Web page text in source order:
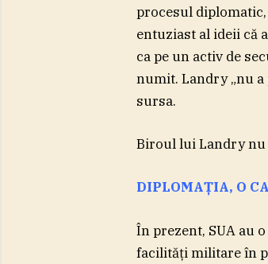
procesul
entuziast al ideii că
ca pe un activ de
numit. Landry „nu
sursa.
Biroul lui Landry nu
DIPLOMAŢIA, O
În prezent, SUA au
facilităţi militare în